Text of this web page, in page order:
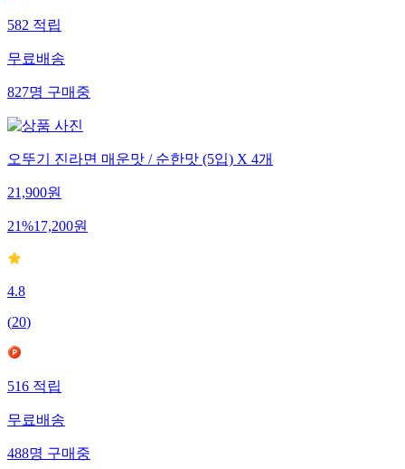
582적립
무료배송
827명구매중
오뚜기 진라면 매운맛 / 순한맛 (5입) X 4개
21,900원
21%17,200원
4.8
(20)
516적립
무료배송
488명구매중